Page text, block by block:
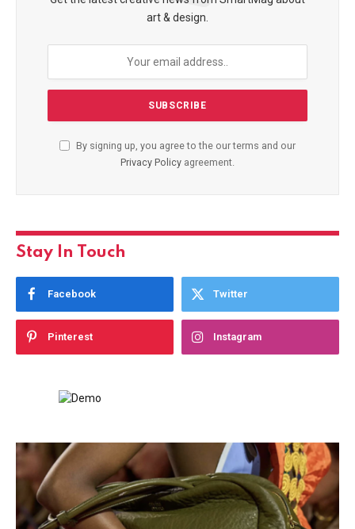
art & design.
By signing up, you agree to the our terms and our
Privacy Policy agreement.
Stay In Touch
Facebook Twitter
Pinterest Instagram